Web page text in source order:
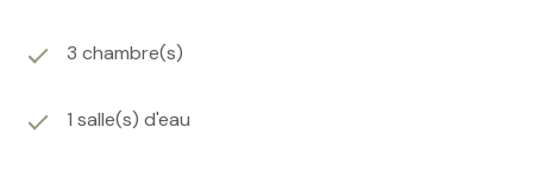
3 chambre(s)
1 salle(s) d'eau